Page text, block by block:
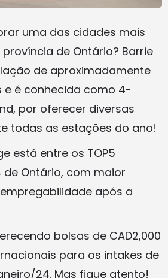
uma das cidades mais
de Ontário? Barrie
de aproximadamente
e é conhecida como 4-
por oferecer diversas
todas as estações do ano!
está entre os TOP5
de Ontário, com maior
após a
bolsas de CAD2,000
para os intakes de
24. Mas fique atento!